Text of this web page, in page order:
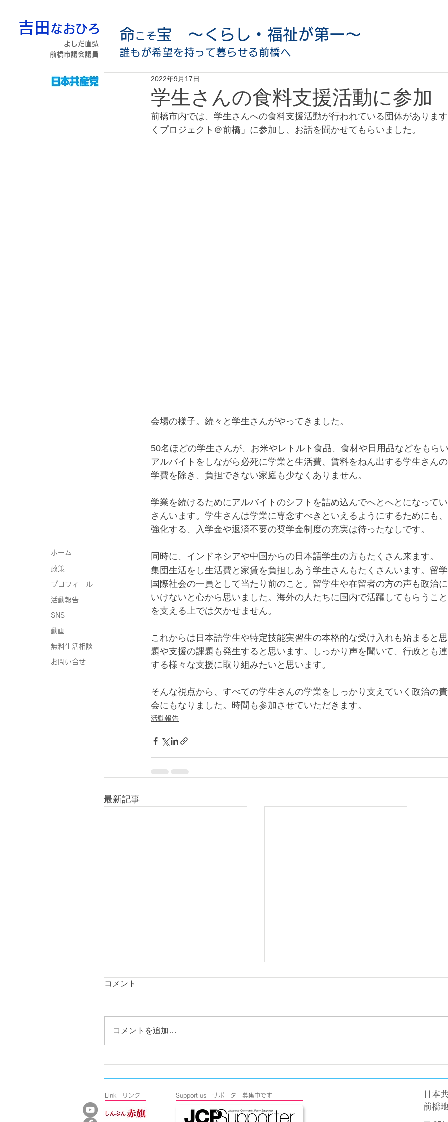
吉田 なおひろ
よしだ直弘
前橋市議会議員
ホーム
政策
プロフィール
活動報告
SNS
動画
無料生活相談
お問い合せ
学生さんの食料支援活動に参加
2022年9月17日
前橋市内では、学生さんへの食料支援活動が行われている団体がありま
くプロジェクト＠前橋」に参加し、お話を聞かせてもらいました。
会場の様子。続々と学生さんがやってきました。
50名ほどの学生さんが、お米やレトルト食品、食材や日用品などをもらい
アルバイトをしながら必死に学業と生活費、賃料をねん出する学生さん
学費を除き、負担できない家庭も少なくありません。
学業を続けるためにアルバイトのシフトを詰め込んでへとへとになって
さんいます。学生さんは学業に専念すべきといえるようにするためにも
強化する、入学金や返済不要の奨学金制度の充実は待ったなしです。
同時に、インドネシアや中国からの日本語学生の方もたくさん来ます。
集団生活をし生活費と家賃を負担しあう学生さんもたくさんいます。留
国際社会の一員として当たり前のこと。留学生や在留者の方の声も政治
いけないと心から思いました。海外の人たちに国内で活躍してもらうこ
を支える上では欠かせません。
これからは日本語学生や特定技能実習生の本格的な受け入れも始まると
題や支援の課題も発生すると思います。しっかり声を聞いて、行政とも
する様々な支援に取り組みたいと思います。
そんな視点から、すべての学生さんの学業をしっかり支えていく政治の
会にもなりました。時間も参加させていただきます。
活動報告
最新記事
コメント
コメントを追加…
命こそ宝 〜くらし・福祉が第一〜
誰もが希望を持って暮らせる前橋へ
Link リンク ​Support us サポーター募集中です
日本
前橋